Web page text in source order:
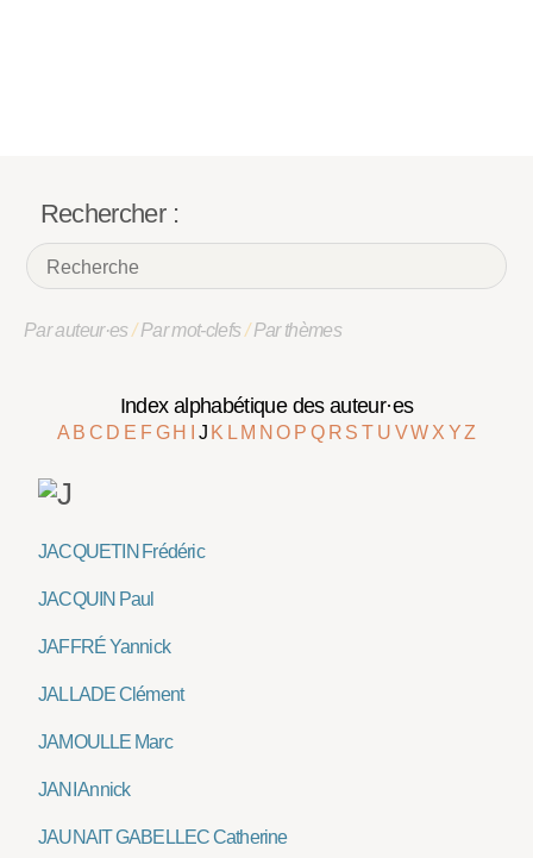
Rechercher :
Par auteur·es/Par mot-clefs/Par thèmes
Index alphabétique des auteur·es
A B C D E F G H J K L M NO P Q R ST U VW X YZ
JACQUETIN Frédéric
JACQUIN Paul
JAFFRÉ Yannick
JALLADE Clément
JAMOULLE Marc
JANI Annick
JAUNAIT GABELLEC Catherine